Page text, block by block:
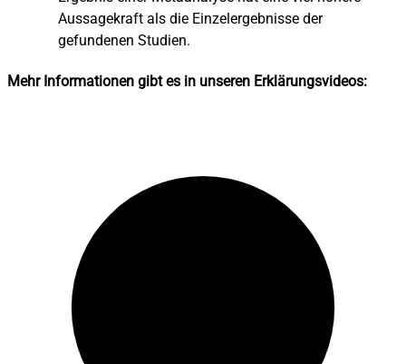
Aussagekraft als die Einzelergebnisse der
gefundenen Studien.
Mehr Informationen gibt es in unseren Erklärungsvideos: